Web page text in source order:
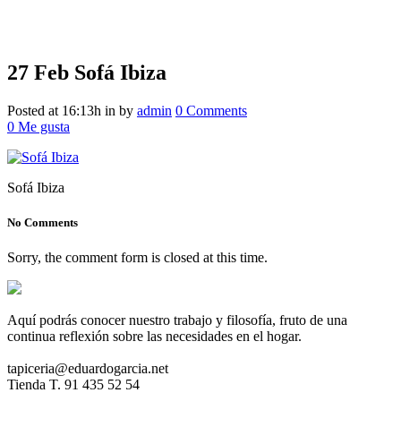
Sofá Ibiza
27 Feb Sofá Ibiza
Posted at 16:13h in by admin 0 Comments
0 Me gusta
Sofá Ibiza
No Comments
Sorry, the comment form is closed at this time.
Aquí podrás conocer nuestro trabajo y filosofía, fruto de una
continua reflexión sobre las necesidades en el hogar.
tapiceria@eduardogarcia.net
Tienda T. 91 435 52 54